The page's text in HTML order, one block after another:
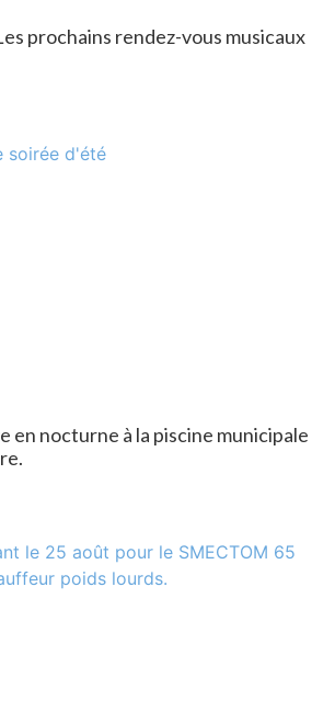
prochains rendez-vous musicaux
en nocturne à la piscine municipale